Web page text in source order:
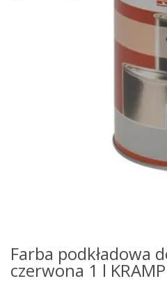
Farba podkładowa
czerwona 1 l KRAMP